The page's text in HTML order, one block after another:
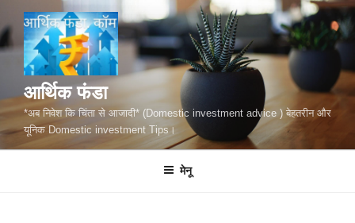
पर
जाएं
आर्थिक फंडा
*अब निवेश कि चिंता से आजादी* (Domestic investment advice ) बेहतरीन और
यूनिक Domestic investment Tips।
मेनू